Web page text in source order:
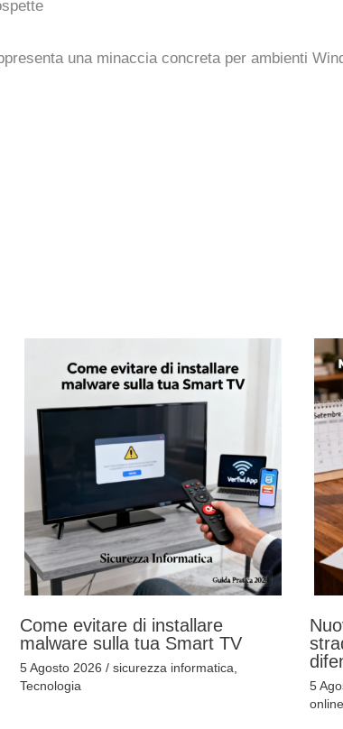
una minaccia concreta per ambienti
Come evitare di installare
malware sulla tua Smart TV
5 Agosto 2026 / sicurezza informatica
Tecnologia
5
online